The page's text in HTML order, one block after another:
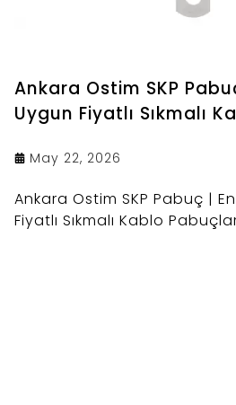
Ankara Ostim SKP
Uygun Fiyatlı Sıkmalı
May 22, 2026
Ankara Ostim SKP Pabuç |
Fiyatlı Sıkmalı Kablo